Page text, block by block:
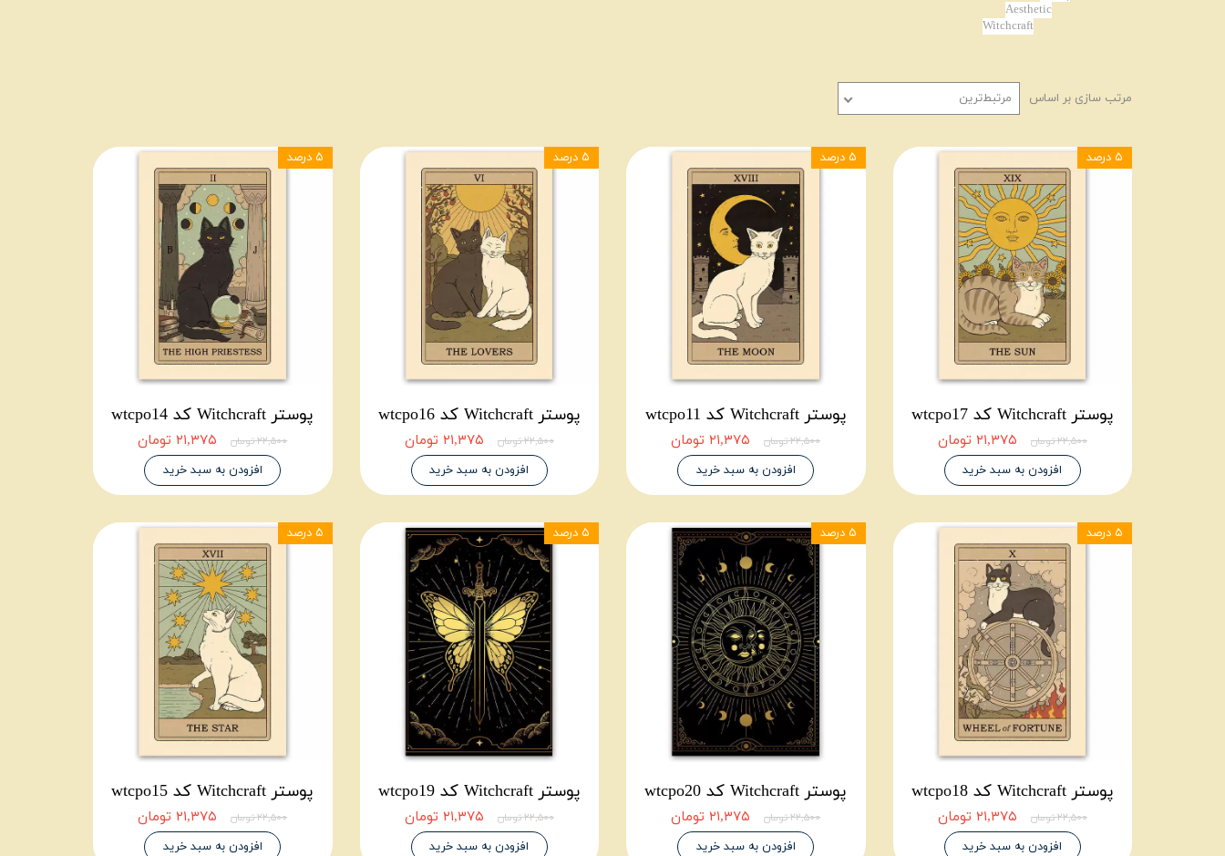
مرتب سازی بر اساس مرتبط‌ترین
پوستر Witchcraft کد wtcpo17
۲۲,۵۰۰ تومان ۲۱,۳۷۵ تومان
افزودن به سبد خرید
۵ درصد
پوستر Witchcraft کد wtcpo11
۲۲,۵۰۰ تومان ۲۱,۳۷۵ تومان
افزودن به سبد خرید
۵ درصد
پوستر Witchcraft کد wtcpo16
۲۲,۵۰۰ تومان ۲۱,۳۷۵ تومان
افزودن به سبد خرید
۵ درصد
پوستر Witchcraft کد wtcpo14
۲۲,۵۰۰ تومان ۲۱,۳۷۵ تومان
افزودن به سبد خرید
۵ درصد
پوستر Witchcraft کد wtcpo18
۲۲,۵۰۰ تومان ۲۱,۳۷۵ تومان
افزودن به سبد خرید
۵ درصد
پوستر Witchcraft کد wtcpo20
۲۲,۵۰۰ تومان ۲۱,۳۷۵ تومان
افزودن به سبد خرید
۵ درصد
پوستر Witchcraft کد wtcpo19
۲۲,۵۰۰ تومان ۲۱,۳۷۵ تومان
افزودن به سبد خرید
۵ درصد
پوستر Witchcraft کد wtcpo15
۲۲,۵۰۰ تومان ۲۱,۳۷۵ تومان
افزودن به سبد خرید
۵ درصد
Aesthetic
Witchcraft